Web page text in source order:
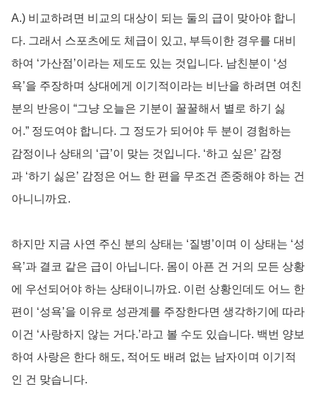
A.) 비교하려면 비교의 대상이 되는 둘의 급이 맞아야 합니
다. 그래서 스포츠에도 체급이 있고, 부득이한 경우를 대비
하여 ‘가산점’이라는 제도도 있는 것입니다. 남친분이 ‘성
욕’을 주장하며 상대에게 이기적이라는 비난을 하려면 여친
분의 반응이 “그냥 오늘은 기분이 꿀꿀해서 별로 하기 싫
어.” 정도여야 합니다. 그 정도가 되어야 두 분이 경험하는
감정이나 상태의 ‘급’이 맞는 것입니다. ‘하고 싶은’ 감정
과 ‘하기 싫은’ 감정은 어느 한 편을 무조건 존중해야 하는 건
아니니까요.
하지만 지금 사연 주신 분의 상태는 ‘질병’이며 이 상태는 ‘성
욕’과 결코 같은 급이 아닙니다. 몸이 아픈 건 거의 모든 상황
에 우선되어야 하는 상태이니까요. 이런 상황인데도 어느 한
편이 ‘성욕’을 이유로 성관계를 주장한다면 생각하기에 따라
이건 ‘사랑하지 않는 거다.’라고 볼 수도 있습니다. 백번 양보
하여 사랑은 한다 해도, 적어도 배려 없는 남자이며 이기적
인 건 맞습니다.